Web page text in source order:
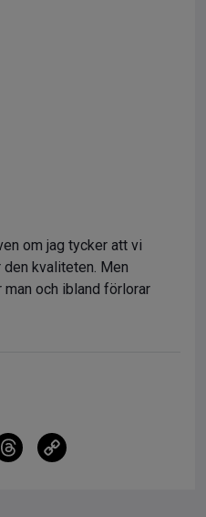
om jag tycker att vi
kvaliteten. Men
och ibland förlorar
T